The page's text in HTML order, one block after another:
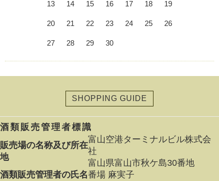
13 14 15 16 17 18 19
20 21 22 23 24 25 26
27 28 29 30
SHOPPING GUIDE
酒類販売管理者標識
販売場の名称及び所在
地
富山空港ターミナルビル株式会
社
富山県富山市秋ケ島30番地
酒類販売管理者の氏名番場 麻実子